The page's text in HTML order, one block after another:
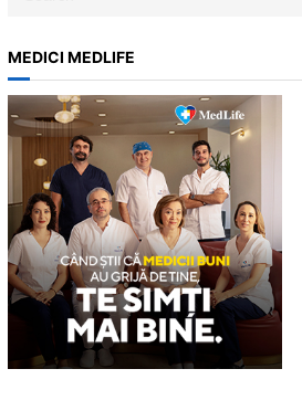
a
r
c
h
MEDICI MEDLIFE